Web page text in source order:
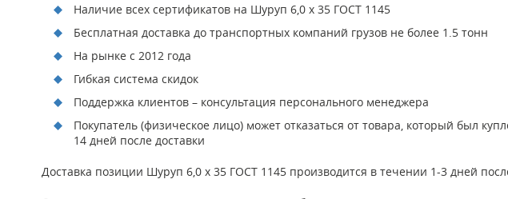
Наличие всех сертификатов на Шуруп 6,0 х 35 ГОСТ 1145
Бесплатная доставка до транспортных компаний грузов не более 1.5 тонн
На рынке с 2012 года
Гибкая система скидок
Поддержка клиентов – консультация персонального менеджера
Покупатель (физическое лицо) может отказаться от товара, который был
14 дней после доставки
Доставка позиции Шуруп 6,0 х 35 ГОСТ 1145 производится в течении 1-3 дней